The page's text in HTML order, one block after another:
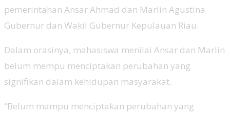
pemerintahan Ansar Ahmad dan Marlin Agustina
Gubernur dan Wakil Gubernur Kepulauan Riau.
Dalam orasinya, mahasiswa menilai Ansar dan Marlin
belum mempu menciptakan perubahan yang
signifikan dalam kehidupan masyarakat.
“Belum mampu menciptakan perubahan yang